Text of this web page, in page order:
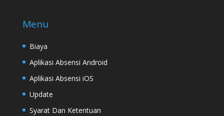
Menu
Biaya
Aplikasi Absensi Android
Aplikasi Absensi iOS
Update
Syarat Dan Ketentuan